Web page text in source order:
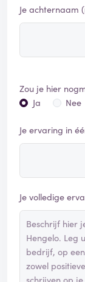
Je achternaam
Zou je hier
Ja
Nee
Je ervaring in
Je volledige